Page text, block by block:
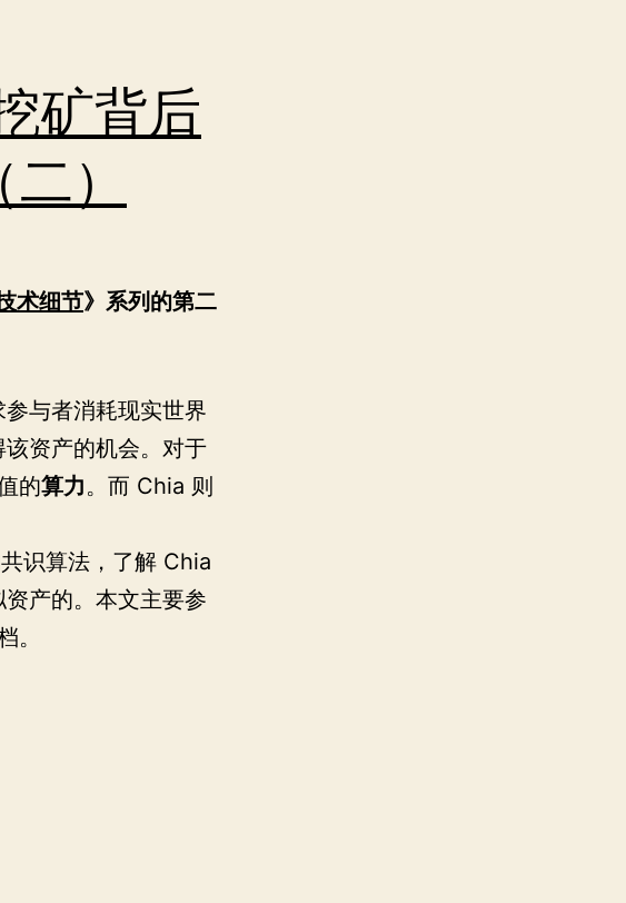
矿背后
）
术细节》系列的第二
与者消耗现实世界
资产的机会。对于
的算力。而 Chia 则
识算法，了解 Chia
产的。本文主要参
。